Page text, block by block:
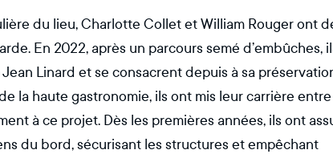
du lieu, Charlotte Collet et William Rouger ont
En 2022, après un parcours semé d’embûches,
Linard et se consacrent depuis à sa
la haute gastronomie, ils ont mis leur carrière entre
à ce projet. Dès les premières années, ils ont
du bord, sécurisant les structures et empêchant